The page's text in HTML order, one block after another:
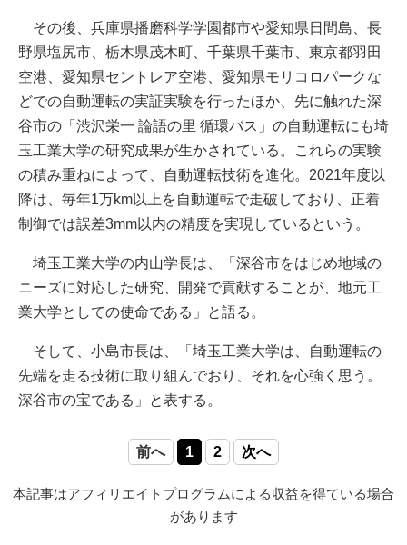
その後、兵庫県播磨科学学園都市や愛知県日間島、長
野県塩尻市、栃木県茂木町、千葉県千葉市、東京都羽田
空港、愛知県セントレア空港、愛知県モリコロパークな
どでの自動運転の実証実験を行ったほか、先に触れた深
谷市の「渋沢栄一 論語の里 循環バス」の自動運転にも埼
玉工業大学の研究成果が生かされている。これらの実験
の積み重ねによって、自動運転技術を進化。2021年度以
降は、毎年1万km以上を自動運転で走破しており、正着
制御では誤差3mm以内の精度を実現しているという。
埼玉工業大学の内山学長は、「深谷市をはじめ地域の
ニーズに対応した研究、開発で貢献することが、地元工
業大学としての使命である」と語る。
そして、小島市長は、「埼玉工業大学は、自動運転の
先端を走る技術に取り組んでおり、それを心強く思う。
深谷市の宝である」と表する。
前へ 1 2 次へ
本記事はアフィリエイトプログラムによる収益を得ている場合
があります